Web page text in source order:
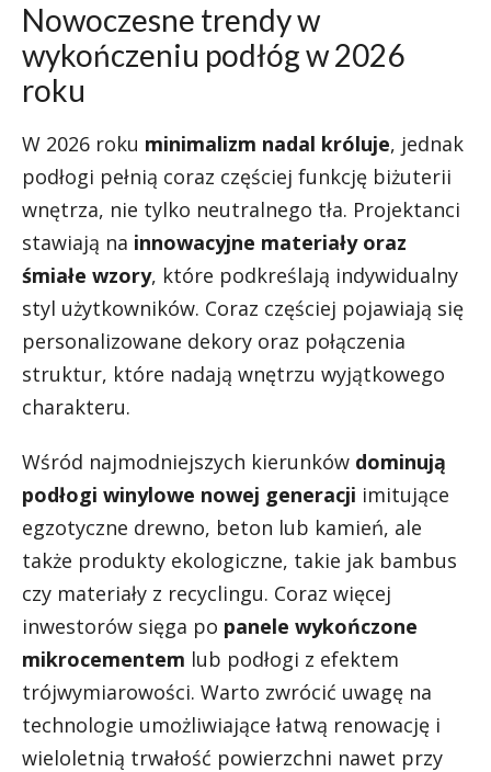
Nowoczesne trendy w
wykończeniu podłóg w 2026
roku
W 2026 roku minimalizm nadal króluje, jednak
podłogi pełnią coraz częściej funkcję biżuterii
wnętrza, nie tylko neutralnego tła. Projektanci
stawiają na innowacyjne materiały oraz
śmiałe wzory, które podkreślają indywidualny
styl użytkowników. Coraz częściej pojawiają się
personalizowane dekory oraz połączenia
struktur, które nadają wnętrzu wyjątkowego
charakteru.
Wśród najmodniejszych kierunków dominują
podłogi winylowe nowej generacji imitujące
egzotyczne drewno, beton lub kamień, ale
także produkty ekologiczne, takie jak bambus
czy materiały z recyclingu. Coraz więcej
inwestorów sięga po panele wykończone
mikrocementem lub podłogi z efektem
trójwymiarowości. Warto zwrócić uwagę na
technologie umożliwiające łatwą renowację i
wieloletnią trwałość powierzchni nawet przy